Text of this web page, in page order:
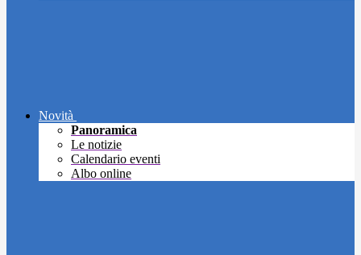
Novità
Panoramica
Le notizie
Calendario eventi
Albo online